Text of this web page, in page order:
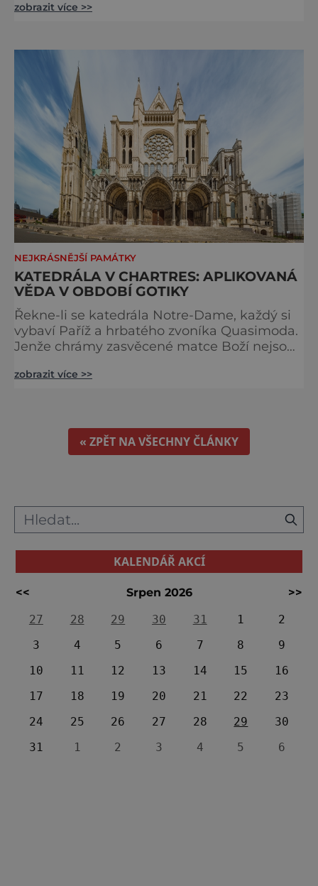
Londýna, se tyčí gigantická stavba,
chtěli komplex dobýt. Za bezmála 950 let
jeho existence z
zobrazit více >>
NEJKRÁSNĚJŠÍ PAMÁTKY
KATEDRÁLA V CHARTRES: APLIKOVANÁ
VĚDA V OBDOBÍ GOTIKY
Řekne-li se katedrála Notre-Dame, každý si
vybaví Paříž a hrbatého zvoníka Quasimoda.
Jenže chrámy zasvěcené matce Boží nejsou
obyvatelé města Rouen se mohou pochlubit
stavbou světa. Ovšem nejpůsobivější perlou
toho jména je ta, která se nachází v Chartres.
Městečko Chartres se
zobrazit více >>
« ZPĚT NA VŠECHNY ČLÁNKY
KALENDÁŘ AKCÍ
<< Srpen 2026
>>
27
28 29 30 31 1
2
3
4 5 6 7 8
9
10
11 12 13 14 15
16
17
18 19 20 21 22
23
24
25 26 27 28 29
30
31
1 2 3 4 5 6